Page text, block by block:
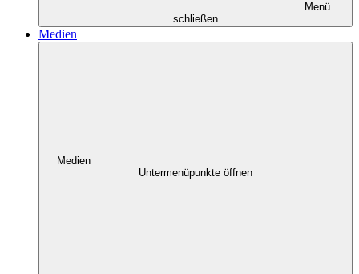
Menü
schließen
Medien
Medien
Untermenüpunkte öffnen